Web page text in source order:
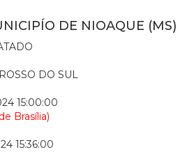
DE NIOAQUE (MS)
DO SUL
15:00:00
Brasília)
15:36:00